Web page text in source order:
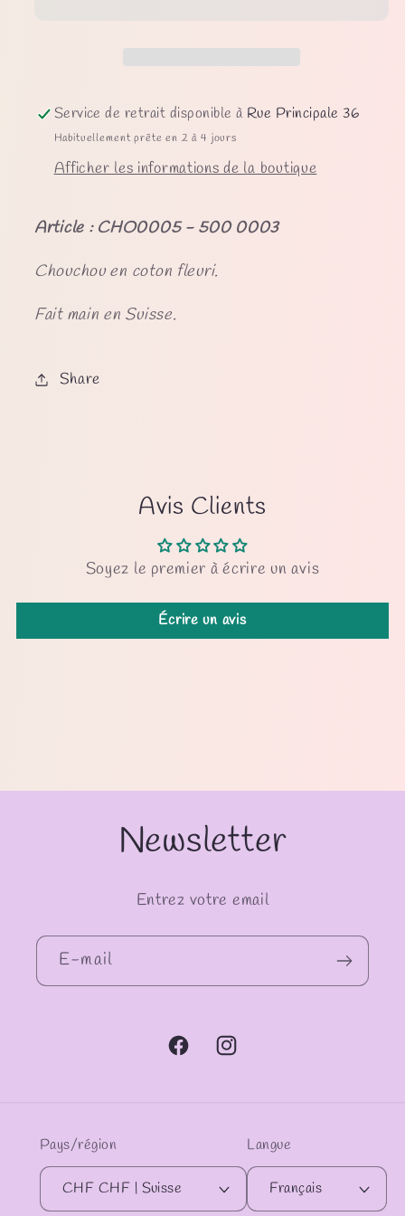
Service de retrait disponible à Rue Principale 36
Habituellement prête en 2 à 4 jours
Afficher les informations de la boutique
Article : CHO0005 - 500 0003
Chouchou en coton fleuri.
Fait main en Suisse.
Share
Avis Clients
Soyez le premier à écrire un avis
Écrire un avis
Newsletter
Entrez votre email
E-mail
FacebookInstagram
Pays/région
CHF CHF | Suisse
Langue
Français